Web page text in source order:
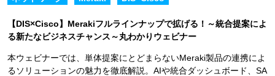
【DIS×Cisco】Merakiフルラインナップで拡げる！～統合提案によ
る新たなビジネスチャンス～丸わかりウェビナー
本ウェビナーでは、単体提案にとどまらないMeraki製品の連携によ
るソリューションの魅力を徹底解説。AIや統合ダッシュボード、SA